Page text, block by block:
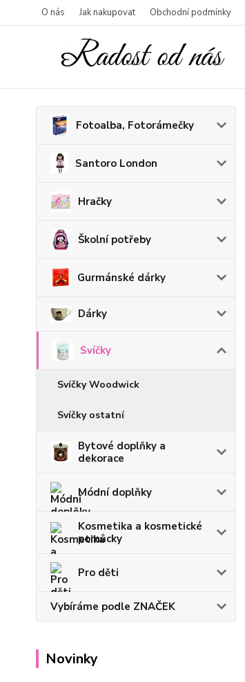
O nás Jak nakupovat Obchodní podmínky
Fotoalba, Fotorámečky
Santoro London
Hračky
Školní potřeby
Gurmánské dárky
Dárky
Svíčky
Svíčky Woodwick
Svíčky ostatní
Bytové doplňky a
dekorace
Módní doplňky
Kosmetika a kosmetické
pomůcky
Pro děti
Vybíráme podle ZNAČEK
Novinky